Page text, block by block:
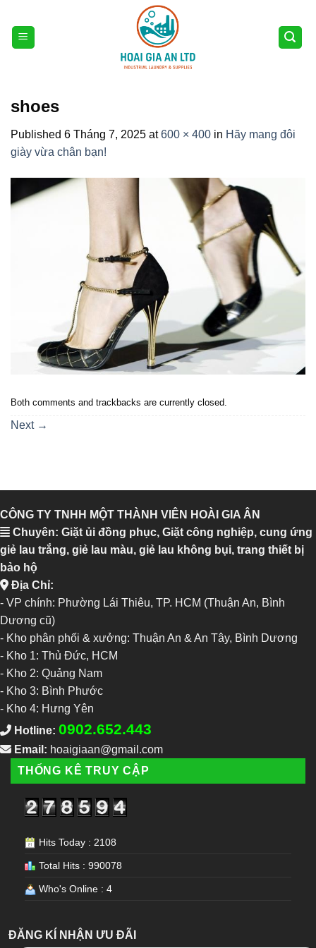
content
shoes
Published 6 Tháng 7, 2025 at600 × 400 in Hãy mang đôi
giày vừa chân bạn!
Both comments and trackbacks are currently closed.
Next →
CÔNG TY TNHH MỘT THÀNH VIÊN HOÀI GIA ÂN
Chuyên: Giặt ủi đồng phục, Giặt công nghiệp, cung ứng
giẻ lau trắng, giẻ lau màu, giẻ lau không bụi, trang thiết bị
bảo hộ
Địa Chỉ:
- VP chính: Phường Lái Thiêu, TP. HCM (Thuận An, Bình
Dương cũ)
- Kho phân phối & xưởng: Thuận An & An Tây, Bình Dương
- Kho 1: Thủ Đức, HCM
- Kho 2: Quảng Nam
- Kho 3: Bình Phước
- Kho 4: Hưng Yên
Hotline: 0902.652.443
Email: hoaigiaan@gmail.com
THỐNG KÊ TRUY CẬP
Hits Today : 2108
Total Hits : 990078
Who's Online : 4
ĐĂNG KÍ NHẬN ƯU ĐÃI